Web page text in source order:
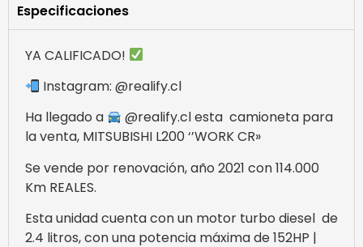
Especificaciones
YA CALIFICADO!
Instagram: @realify.cl
Ha llegado a
@realify.cl esta camioneta para
la venta, MITSUBISHI L200 ‘’WORK CR»
Se vende por renovación, año 2021 con 114.000
Km REALES.
Esta unidad cuenta con un motor turbo diesel de
2.4 litros, con una potencia máxima de 152HP |